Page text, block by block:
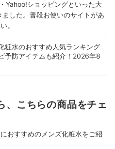
Yahoo!ショッピングといった大
した。普段お使いのサイトがあ
。
粧水のおすすめ人気ランキング
予防アイテムも紹介！2026年8
、こちらの商品をチェ
おすすめのメンズ化粧水をご紹